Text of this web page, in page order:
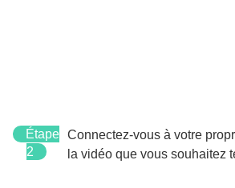
Étape
2
Connectez-vous à votre
la vidéo que vous souhaitez